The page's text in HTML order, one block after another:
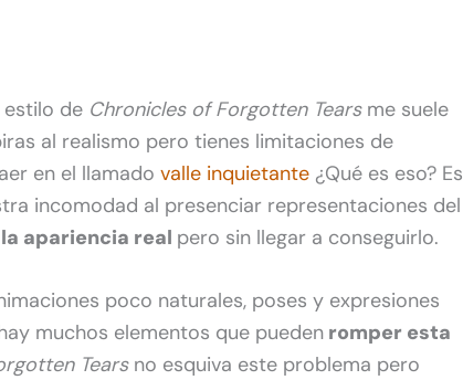
de Chronicles of Forgotten Tearsme suele
al realismo pero tienes limitaciones de
en el llamado valle inquietante ¿Qué es eso? Es
incomodad al presenciar representaciones del
apariencia real pero sin llegar a conseguirlo.
poco naturales, poses y expresiones
muchos elementos que pueden romper esta
Tearsno esquiva este problema pero